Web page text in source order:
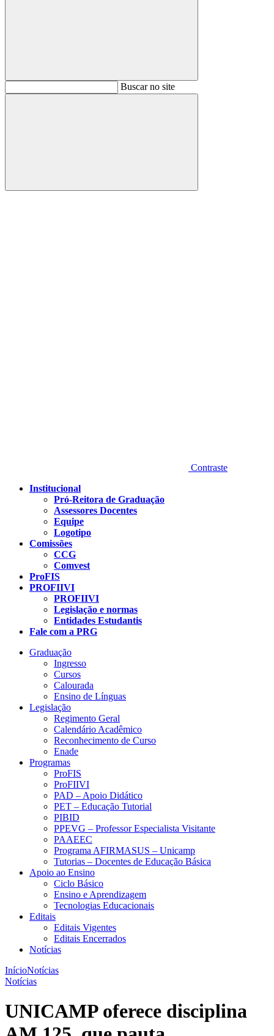
BuscarBuscar no site
Buscar
Contraste
Institucional
Pró-Reitora de Graduação
Assessores Docentes
Equipe
Logotipo
Comissões
CCG
Comvest
ProFIS
PROFIIVI
PROFIIVI
Legislação e normas
Entidades Estudantis
Fale com a PRG
Graduação
Ingresso
Cursos
Calourada
Ensino de Línguas
Legislação
Regimento Geral
Calendário Acadêmico
Reconhecimento de Curso
Enade
Programas
ProFIS
ProFIIVI
PAD – Apoio Didático
PET – Educação Tutorial
PIBID
PPEVG – Professor Especialista Visitante
PAAEEC
Programa AFIRMASUS – Unicamp
Tutorias – Docentes de Educação Básica
Apoio ao Ensino
Ciclo Básico
Ensino e Aprendizagem
Tecnologias Educacionais
Editais
Editais Vigentes
Editais Encerrados
Notícias
InícioNotícias
Notícias
UNICAMP oferece disciplina